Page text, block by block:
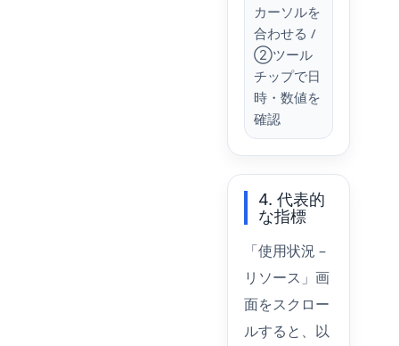
カーソルを
合わせる /
②ツール
チップで日
時・数値を
確認
4. 代表的
な指標
「使用状況 –
リソース」画
面をスクロー
ルすると、以